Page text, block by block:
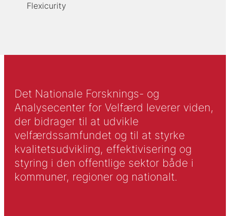
Flexicurity
Det Nationale Forsknings- og
Analysecenter for Velfærd leverer viden,
der bidrager til at udvikle
velfærdssamfundet og til at styrke
kvalitetsudvikling, effektivisering og
styring i den offentlige sektor både i
kommuner, regioner og nationalt.